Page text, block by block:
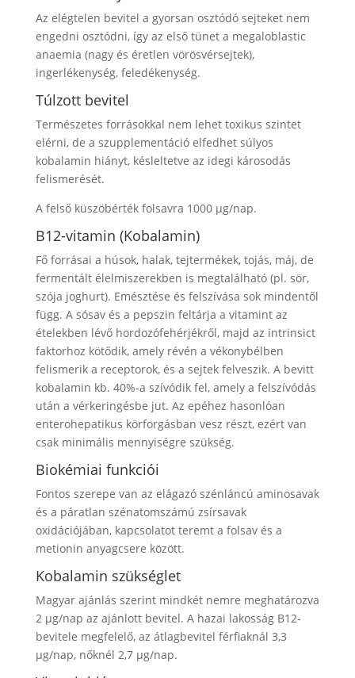
Az elégtelen bevitel a gyorsan osztódó sejteket nem
engedni osztódni, így az első tünet a megaloblastic
anaemia (nagy és éretlen vörösvérsejtek),
ingerlékenység, feledékenység.
Túlzott bevitel
Természetes forrásokkal nem lehet toxikus szintet
elérni, de a szupplementáció elfedhet súlyos
kobalamin hiányt, késleltetve az idegi károsodás
felismerését.
A felső küszöbérték folsavra 1000 μg/nap.
B12-vitamin (Kobalamin)
Fő forrásai a húsok, halak, tejtermékek, tojás, máj, de
fermentált élelmiszerekben is megtalálható (pl. sör,
szója joghurt). Emésztése és felszívása sok mindentől
függ. A sósav és a pepszin feltárja a vitamint az
ételekben lévő hordozófehérjékről, majd az intrinsict
faktorhoz kötődik, amely révén a vékonybélben
felismerik a receptorok, és a sejtek felveszik. A bevitt
kobalamin kb. 40%-a szívódik fel, amely a felszívódás
után a vérkeringésbe jut. Az epéhez hasonlóan
enterohepatikus körforgásban vesz részt, ezért van
csak minimális mennyiségre szükség.
Biokémiai funkciói
Fontos szerepe van az elágazó szénláncú aminosavak
és a páratlan szénatomszámú zsírsavak
oxidációjában, kapcsolatot teremt a folsav és a
metionin anyagcsere között.
Kobalamin szükséglet
Magyar ajánlás szerint mindkét nemre meghatározva
2 μg/nap az ajánlott bevitel. A hazai lakosság B12-
bevitele megfelelő, az átlagbevitel férfiaknál 3,3
μg/nap, nőknél 2,7 μg/nap.